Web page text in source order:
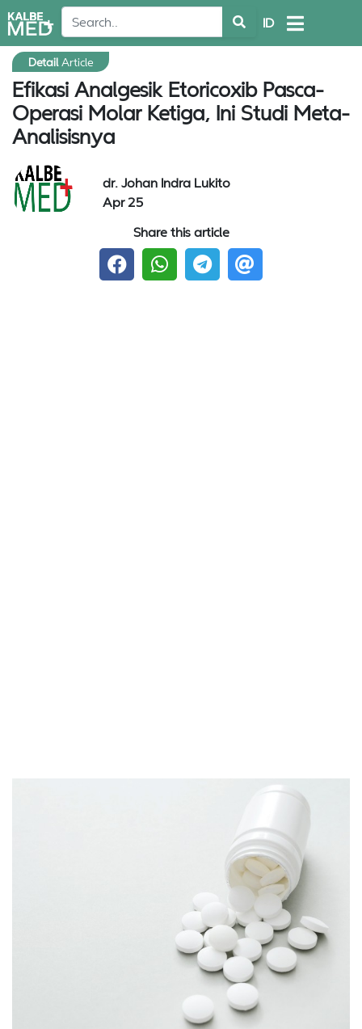
ID
DetailArticle
Efikasi Analgesik Etoricoxib Pasca-
Operasi Molar Ketiga, Ini Studi Meta-
Analisisnya
dr. Johan Indra Lukito
Apr 25
Share this article